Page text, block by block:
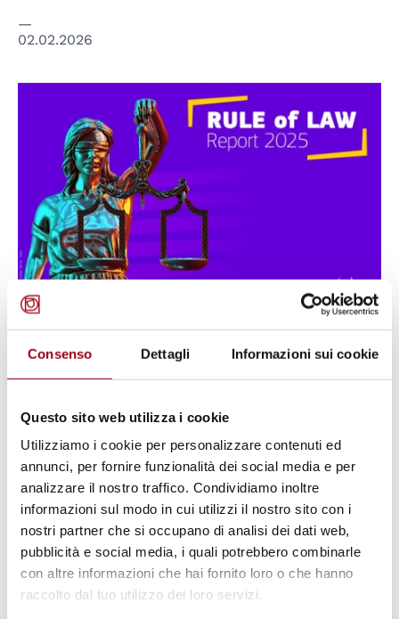
Consenso Dettagli Informazioni sui cookie
Questo sito web utilizza i cookie
Utilizziamo i cookie per personalizzare contenuti ed
annunci, per fornire funzionalità dei social media e per
analizzare il nostro traffico. Condividiamo inoltre
informazioni sul modo in cui utilizzi il nostro sito con i
nostri partner che si occupano di analisi dei dati web,
pubblicità e social media, i quali potrebbero combinarle
con altre informazioni che hai fornito loro o che hanno
raccolto dal tuo utilizzo dei loro servizi.
02.02.2026
© Copyright Adobe Stock - Paul
Commissione Europea: pubblicato
Stato di diritto nell'Unione
europea 2025
11.08.2025
© Copyright Adobe Stock - Paul